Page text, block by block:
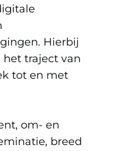
Hierbij
traject van
tot en met
om- en
breed